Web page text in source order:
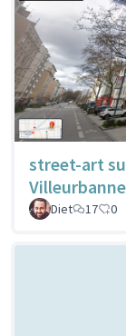
street-art
Villeurbanne
Diet
17 0